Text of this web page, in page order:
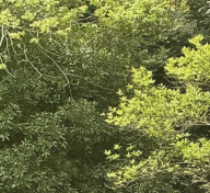
学びの特長
SDL